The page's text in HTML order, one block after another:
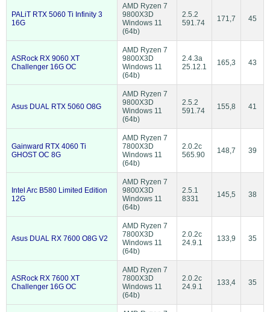
PALiT RTX 5060 Ti Infinity 3
16G
AMD Ryzen 7
9800X3D
Windows 11
(64b)
2.5.2
591.74
171,7 45
ASRock RX 9060 XT
Challenger 16G OC
AMD Ryzen 7
9800X3D
Windows 11
(64b)
2.4.3a
25.12.1
165,3 43
Asus DUAL RTX 5060 O8G
AMD Ryzen 7
9800X3D
Windows 11
(64b)
2.5.2
591.74
155,8 41
Gainward RTX 4060 Ti
GHOST OC 8G
AMD Ryzen 7
7800X3D
Windows 11
(64b)
2.0.2c
565.90
148,7 39
Intel Arc B580 Limited Edition
12G
AMD Ryzen 7
9800X3D
Windows 11
(64b)
2.5.1
8331
145,5 38
Asus DUAL RX 7600 O8G V2
AMD Ryzen 7
7800X3D
Windows 11
(64b)
2.0.2c
24.9.1
133,9 35
ASRock RX 7600 XT
Challenger 16G OC
AMD Ryzen 7
7800X3D
Windows 11
(64b)
2.0.2c
24.9.1
133,4 35